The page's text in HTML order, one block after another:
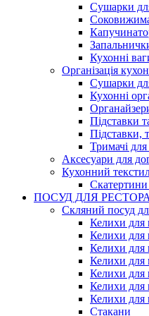
Сушарки
Кухонні
Організація
Сушарки
Кухонні
Підставки
Підставки,
Тримачі
Аксесуари для
Кухонний
Скатертини
ПОСУД ДЛЯ
Скляний посуд
Келихи для
Келихи для
Келихи для
Келихи для
Келихи для
Келихи для
Келихи для
Стакани